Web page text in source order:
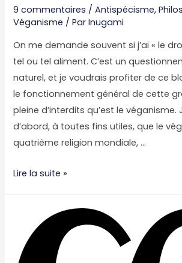
9 commentaires /Antispécisme,
Véganisme / ParInugami
On me demande souvent si j’ai « le
tel ou tel aliment. C’est un
naturel, et je voudrais profiter de ce
le fonctionnement général de cette
pleine d’interdits qu’est le
d’abord, à toutes fins utiles, que le
quatrième religion mondiale, …
Donne-
chili
con
Lire la suite »